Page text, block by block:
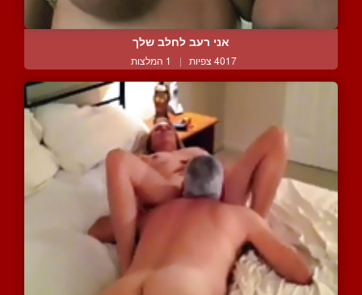
אני רעב לחלב שלך
4017 צפיות | 1 המלצות